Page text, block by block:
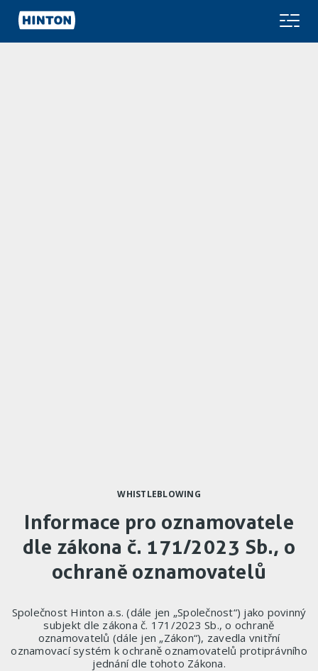
WHISTLEBLOWING
Informace pro oznamovatele
dle zákona č. 171/2023 Sb., o
ochraně oznamovatelů
Společnost Hinton a.s. (dále jen „Společnost“) jako povinný
subjekt dle zákona č. 171/2023 Sb., o ochraně
oznamovatelů (dále jen „Zákon“), zavedla vnitřní
oznamovací systém k ochraně oznamovatelů protiprávního
jednání dle tohoto Zákona.